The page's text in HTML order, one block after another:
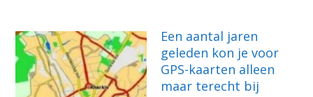
Een aantal jaren
geleden kon je voor
GPS-kaarten alleen
maar terecht bij